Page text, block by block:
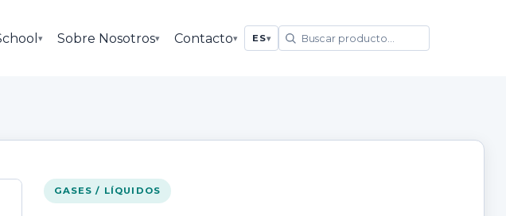
▾ Sobre Nosotros▾ Contacto▾ ES▾
GASES / LÍQUIDOS